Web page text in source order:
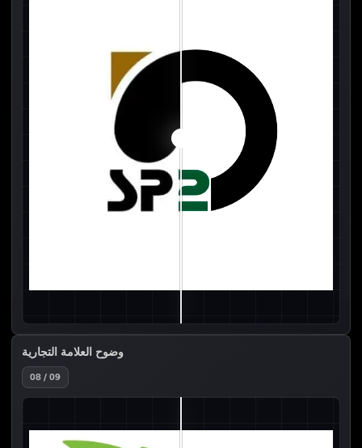
وضوح العلامة التجارية
08 / 09